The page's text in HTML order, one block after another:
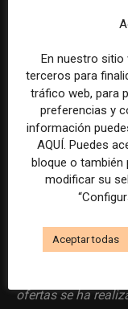
Colaboración
Paquete
experiencia
Por favor, para
ofertas se ha
En nuestro
terceros para
tráfico web, para
preferencias y
información
AQUÍ. Puedes
bloque o también
modificar su
Aceptar todas